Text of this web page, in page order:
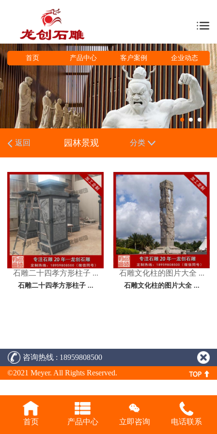
首页 产品中心 客户案例 企业动态
返回 园林景观 分类
石雕二十四孝方形柱子 ...
石雕二十四孝方形柱子 ...
石雕文化柱的图片大全 ...
石雕文化柱的图片大全 ...
咨询热线 : 18959808500
©2021 Meyer. All Rights Reserved.
首页 产品中心 立即咨询 电话联系